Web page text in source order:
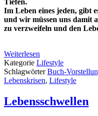
Im Leben eines jeden, gibt
und wir müssen uns damit
zu verzweifeln und den
Weiterlesen
Kategorie Lifestyle
SchlagwörterBuch-
Lebenskrisen, Lifestyle
Lebensschwellen